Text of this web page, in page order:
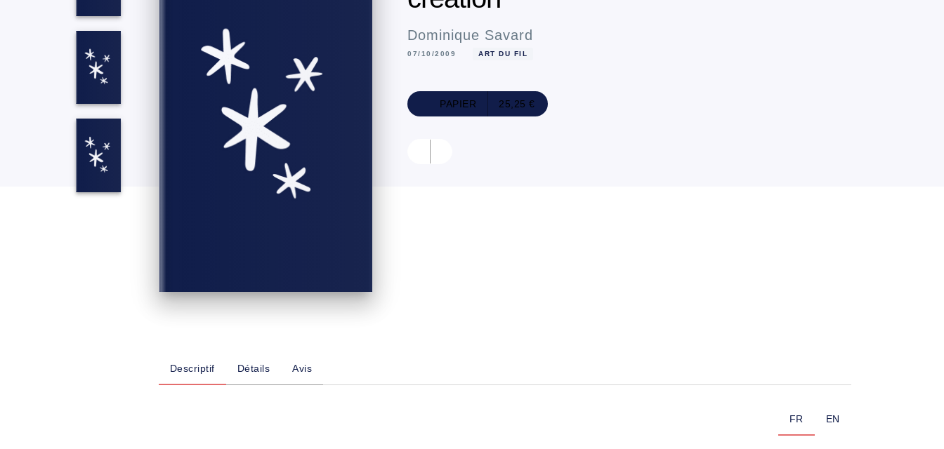
Dominique Savard
07/10/2009 ART DU FIL
PAPIER 25,25 €
Descriptif Détails Avis
FR EN